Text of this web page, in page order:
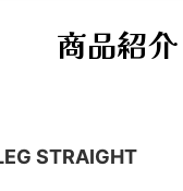
商品紹介
STRAIGHT